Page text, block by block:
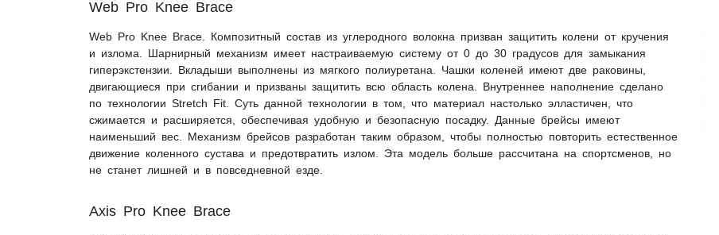
Web Pro Knee Brace
Web Pro Knee Brace. Композитный состав из углеродного волокна призван защитить колени от кручения
и излома. Шарнирный механизм имеет настраиваемую систему от 0 до 30 градусов для замыкания
гиперэкстензии. Вкладыши выполнены из мягкого полиуретана. Чашки коленей имеют две раковины,
двигающиеся при сгибании и призваны защитить всю область колена. Внутреннее наполнение сделано
по технологии Stretch Fit. Суть данной технологии в том, что материал настолько элластичен, что
сжимается и расширяется, обеспечивая удобную и безопасную посадку. Данные брейсы имеют
наименьший вес. Механизм брейсов разработан таким образом, чтобы полностью повторить естественное
движение коленного сустава и предотвратить излом. Эта модель больше рассчитана на спортсменов, но
не станет лишней и в повседневной езде.
Axis Pro Knee Brace